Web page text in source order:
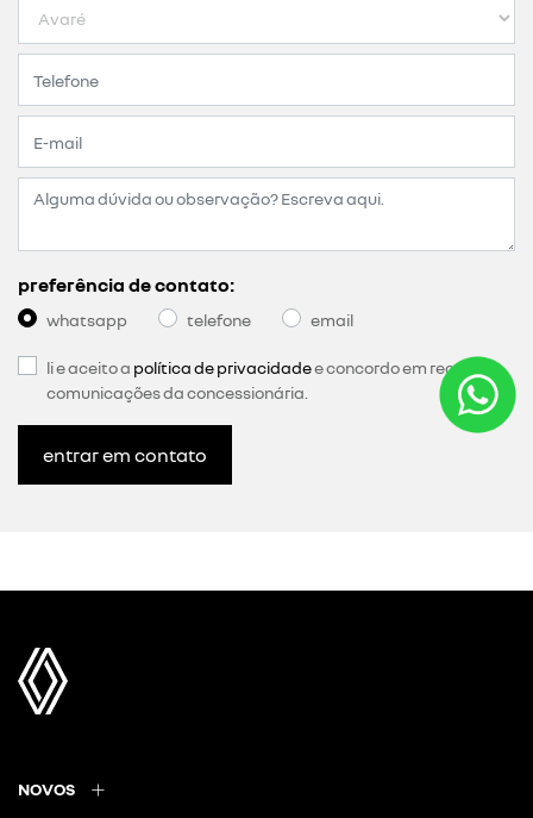
você escolhe o plano e a renault disponibiliza um carro
novinho. ao final do contrato, basta devolver o veículo
ou renovar sua assinatura, sem burocracia.
tudo incluso nas mensalidades